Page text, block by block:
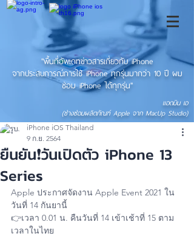
"พื้นที่อัพเดทข่าวสารเกี่ยวกับ iPhone
จากประสบการณ์การใช้ iPhone ทุกรุ่นมากว่า 10 ปี ผม
ซ่อม iPhone ได้ทุกรุ่น"
แอดมิน เอ
(ช่างซ่อมผลิตภัณฑ์ Apple จาก MacUp Studio)
ยืนยัน❗️วันเปิดตัว iPhone 13
Series
iPhone iOS Thailand
9 ก.ย. 2564
Apple ประกาศจัดงาน Apple Event 2021 ใน
วันที่ 14 กันยานี้
👉เวลา 0.01 น. คืนวันที่ 14 เข้าเช้าที่ 15 ตาม
เวลาในไทย